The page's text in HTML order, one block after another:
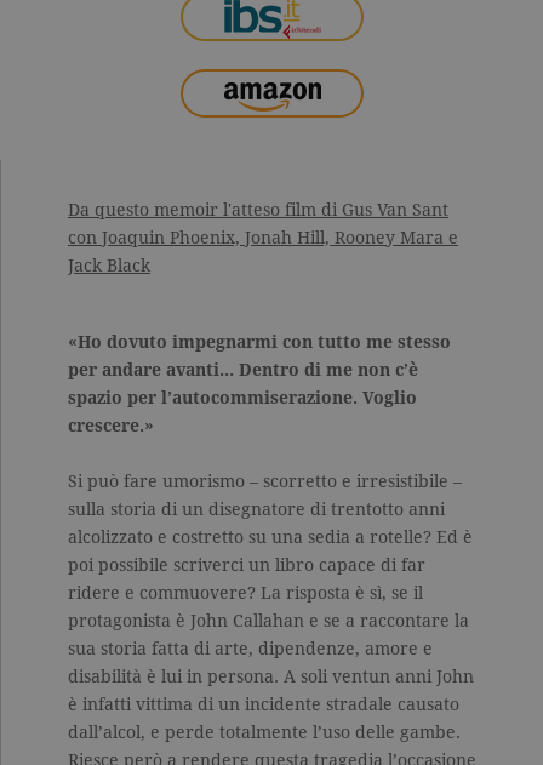
Da questo memoir l'atteso film di Gus Van Sant
con Joaquin Phoenix, Jonah Hill, Rooney Mara e
Jack Black
«Ho dovuto impegnarmi con tutto me stesso
per andare avanti... Dentro di me non c’è
spazio per l’autocommiserazione. Voglio
crescere.»
Si può fare umorismo – scorretto e irresistibile –
sulla storia di un disegnatore di trentotto anni
alcolizzato e costretto su una sedia a rotelle? Ed è
poi possibile scriverci un libro capace di far
ridere e commuovere? La risposta è sì, se il
protagonista è John Callahan e se a raccontare la
sua storia fatta di arte, dipendenze, amore e
disabilità è lui in persona. A soli ventun anni John
è infatti vittima di un incidente stradale causato
dall’alcol, e perde totalmente l’uso delle gambe.
Riesce però a rendere questa tragedia l’occasione